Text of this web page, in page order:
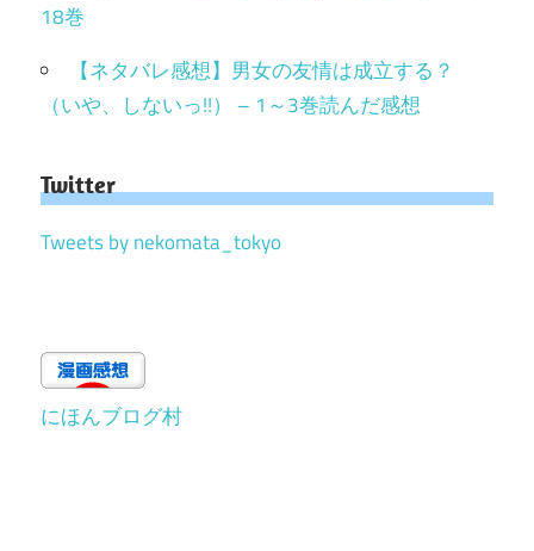
18巻
【ネタバレ感想】男女の友情は成立する？
（いや、しないっ!!） – 1～3巻読んだ感想
Twitter
Tweets by nekomata_tokyo
にほんブログ村